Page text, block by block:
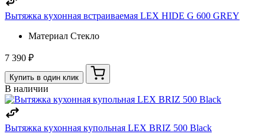
Вытяжка кухонная встраиваемая LEX HIDE G 600 GREY
Материал Стекло
7 390 ₽
Купить в один клик
В наличии
Вытяжка кухонная купольная LEX BRIZ 500 Black